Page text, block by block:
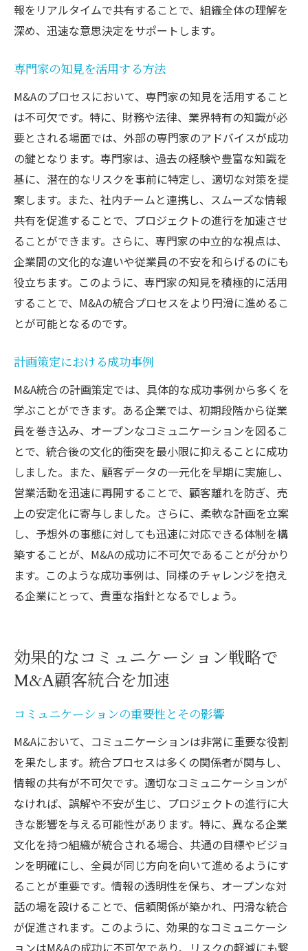
報をリアルタイムで共有することで、組織全体の理解を
深め、迅速な意思決定をサポートします。
専門家の知見を活用する方法
M&Aのプロセスにおいて、専門家の知見を活用すること
は不可欠です。特に、財務や法律、業界特有の知識が必
要とされる場面では、外部の専門家のアドバイスが成功
の鍵となります。専門家は、過去の経験や豊富な知識を
基に、潜在的なリスクを事前に特定し、適切な対策を提
案します。また、社内チームと連携し、スムーズな情報
共有を促進することで、プロジェクトの進行を加速させ
ることができます。さらに、専門家の中立的な視点は、
企業間の文化的な違いや従業員の不安を和らげるのにも
役立ちます。このように、専門家の知見を積極的に活用
することで、M&Aの統合プロセスをより円滑に進めるこ
とが可能となるのです。
計画策定における成功事例
M&A統合の計画策定では、具体的な成功事例から多くを
学ぶことができます。ある企業では、初期段階から従業
員を巻き込み、オープンなコミュニケーションを図るこ
とで、統合後の文化的衝突を最小限に抑えることに成功
しました。また、顧客データの一元化を早期に実施し、
営業活動を迅速に再開することで、顧客離れを防ぎ、売
上の安定化に寄与しました。さらに、柔軟な計画を立案
し、予想外の事態に対しても迅速に対応できる体制を構
築することが、M&Aの成功に不可欠であることが分かり
ます。このような成功事例は、同様のチャレンジを抱え
る企業にとって、貴重な指針となるでしょう。
効果的なコミュニケーション戦略で
M&A顧客統合を加速
コミュニケーションの重要性とその影響
M&Aにおいて、コミュニケーションは非常に重要な役割
を果たします。統合プロセスは多くの関係者が関与し、
情報の共有が不可欠です。適切なコミュニケーションが
なければ、誤解や不安が生じ、プロジェクトの進行に大
きな影響を与える可能性があります。特に、異なる企業
文化を持つ組織が統合される場合、共通の目標やビジョ
ンを明確にし、全員が同じ方向を向いて進めるようにす
ることが重要です。情報の透明性を保ち、オープンな対
話の場を設けることで、信頼関係が築かれ、円滑な統合
が促進されます。このように、効果的なコミュニケーシ
ョンはM&Aの成功に不可欠であり、リスクの軽減にも繋